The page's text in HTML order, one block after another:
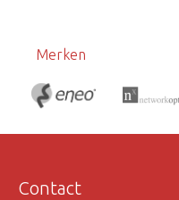
Merken
Contact